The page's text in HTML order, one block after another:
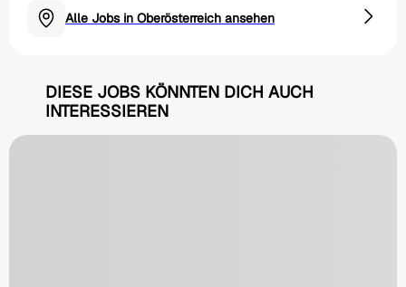
Alle Jobs in Oberösterreich ansehen
DIESE JOBS KÖNNTEN DICH AUCH
INTERESSIEREN